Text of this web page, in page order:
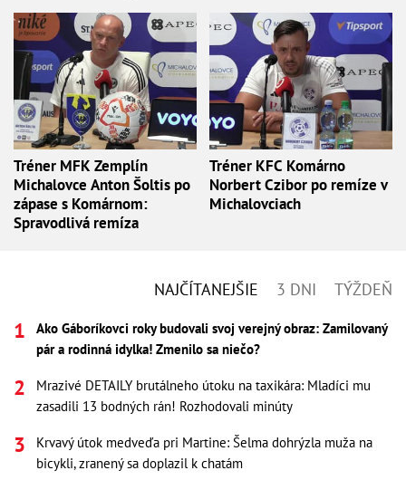
Tréner MFK Zemplín
Michalovce Anton Šoltis po
zápase s Komárnom:
Spravodlivá remíza
Tréner KFC Komárno
Norbert Czibor po remíze v
Michalovciach
NAJČÍTANEJŠIE 3 DNI TÝŽDEŇ
Ako Gáboríkovci roky budovali svoj verejný obraz: Zamilovaný
pár a rodinná idylka! Zmenilo sa niečo?
Mrazivé DETAILY brutálneho útoku na taxikára: Mladíci mu
zasadili 13 bodných rán! Rozhodovali minúty
Krvavý útok medveďa pri Martine: Šelma dohrýzla muža na
bicykli, zranený sa doplazil k chatám